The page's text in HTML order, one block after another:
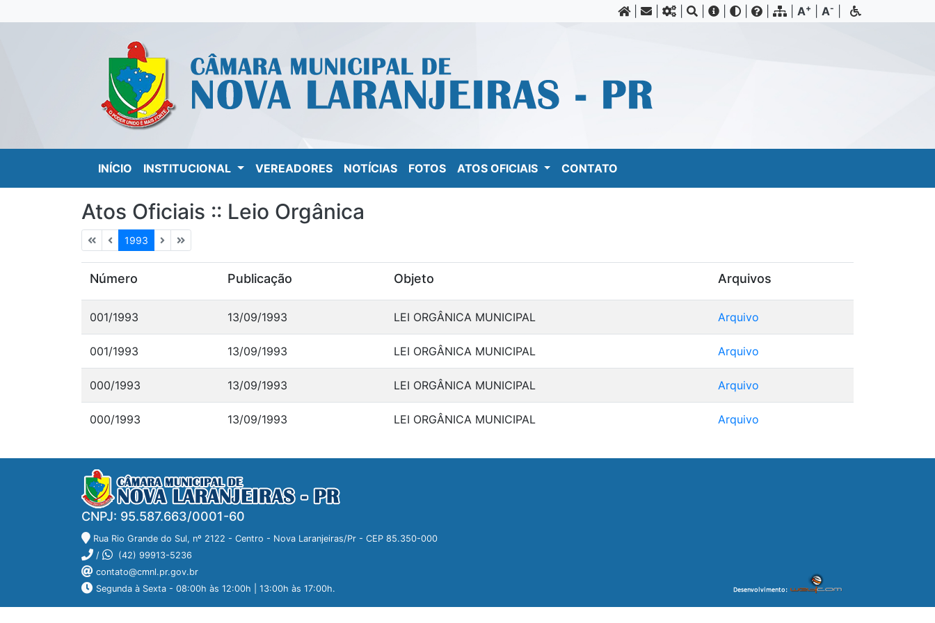
| A+ A-
INÍCIO (current)
INSTITUCIONAL VEREADORES NOTÍCIAS FOTOS ATOS OFICIAIS CONTATO
Atos Oficiais :: Leio Orgânica
1993
Número Publicação Objeto Arquivos
001/1993 13/09/1993 LEI ORGÂNICA MUNICIPAL Arquivo
001/1993 13/09/1993 LEI ORGÂNICA MUNICIPAL Arquivo
000/1993 13/09/1993 LEI ORGÂNICA MUNICIPAL Arquivo
000/1993 13/09/1993 LEI ORGÂNICA MUNICIPAL Arquivo
CNPJ: 95.587.663/0001-60
Rua Rio Grande do Sul, nº 2122 - Centro - Nova Laranjeiras/Pr - CEP 85.350-000
/
(42) 99913-5236
contato@cmnl.pr.gov.br
Segunda à Sexta - 08:00h às 12:00h | 13:00h às 17:00h.